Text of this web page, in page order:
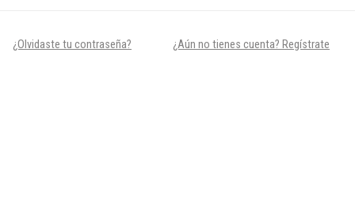
¿Olvidaste tu contraseña? ¿Aún no tienes cuenta? Regístrate